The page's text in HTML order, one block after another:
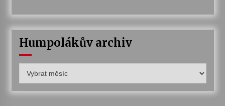
Humpolákův archiv
archiv